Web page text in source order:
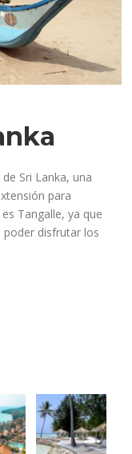
Sri Lanka, una
para
Tangalle, ya que
poder disfrutar los